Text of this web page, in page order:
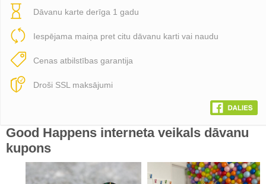
Dāvanu karte derīga 1 gadu
Iespējama maiņa pret citu dāvanu karti vai naudu
Cenas atbilstības garantija
Droši SSL maksājumi
Good Happens interneta veikals dāvanu
kupons